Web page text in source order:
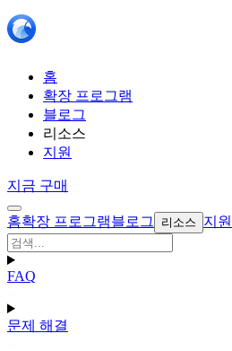
홈
확장 프로그램
블로그
리소스
지원
지금 구매
홈확장 프로그램블로그 리소스 지원
FAQ
문제 해결